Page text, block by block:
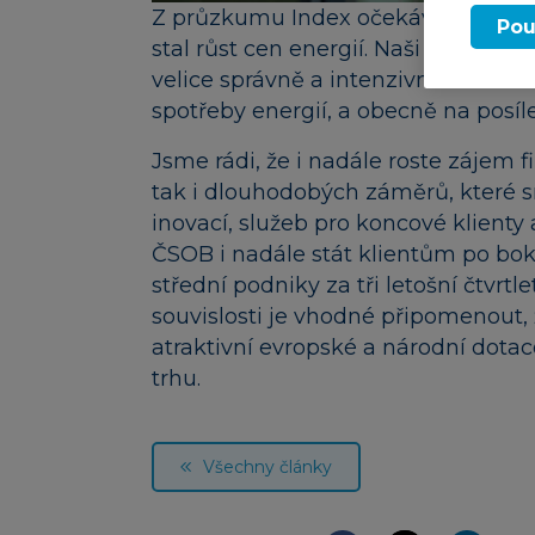
Z průzkumu Index očekávání firem
stal růst cen energií. Naši firemní
velice správně a intenzivně se
spotřeby energií, a obecně na
Jsme rádi, že i nadále roste zájem
tak i dlouhodobých záměrů, které
inovací, služeb pro koncové
ČSOB i nadále stát klientům po
střední podniky za tři letošní
souvislosti je vhodné
atraktivní evropské a národní
trhu.
Všechny články